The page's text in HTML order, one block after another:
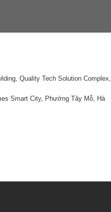
Quality Tech Solution Complex,
Smart City, Phường Tây Mỗ, Hà